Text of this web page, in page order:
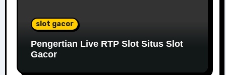
slot gacor
Pengertian Live RTP Slot Situs Slot
Gacor